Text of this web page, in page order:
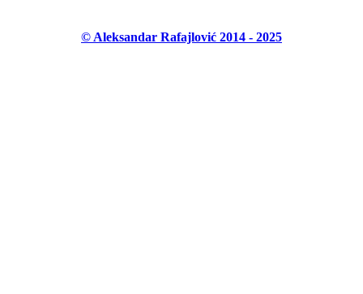
© Aleksandar Rafajlović 2014 - 2025